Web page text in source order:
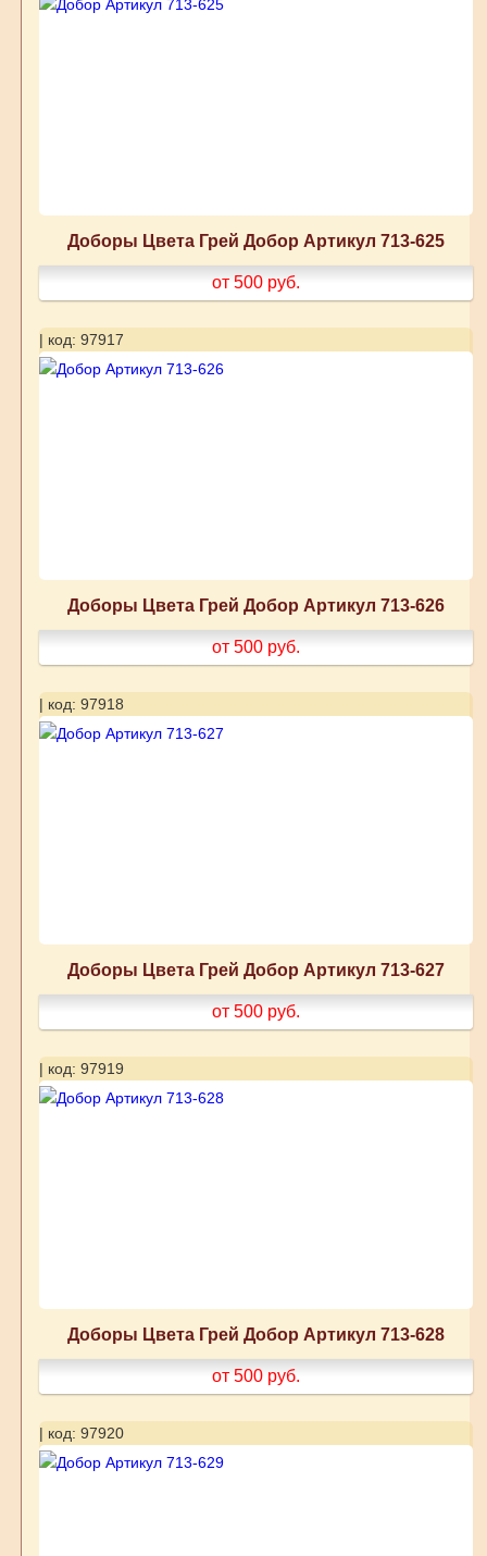
Доборы Цвета Грей Добор Артикул 713-625
от 500 руб.
| код: 97917
Доборы Цвета Грей Добор Артикул 713-626
от 500 руб.
| код: 97918
Доборы Цвета Грей Добор Артикул 713-627
от 500 руб.
| код: 97919
Доборы Цвета Грей Добор Артикул 713-628
от 500 руб.
| код: 97920